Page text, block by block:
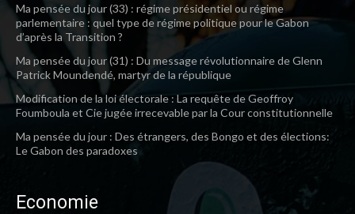
Ma pensée du jour (33) : régime présidentiel ou régime
parlementaire : quel type de régime politique pour le Gabon
d’après la Transition ?
Ma pensée du jour (31) : Du message révolutionnaire de Glenn
Patrick Moundendé, martyr de la république
Modification de la loi électorale : La requête de Geoffroy
Foumboula et Cie jugée irrecevable par la Cour constitutionnelle
Ma pensée du jour : Des étrangers, des Bongo et des élections:
Le Gabon des paradoxes
Economie